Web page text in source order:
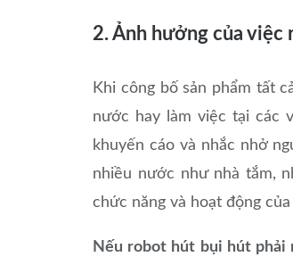
2. Ảnh hưởng của
Khi công bố sản phẩm tất
nước hay làm việc tại các
khuyến cáo và nhắc nhở
nhiều nước như nhà tắm,
chức năng và hoạt động
Nếu robot hút bụi hút phải